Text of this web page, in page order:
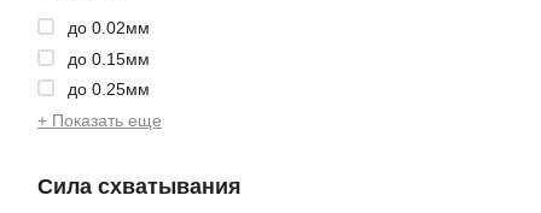
до 0.02мм
до 0.15мм
до 0.25мм
+ Показать еще
Сила схватывания